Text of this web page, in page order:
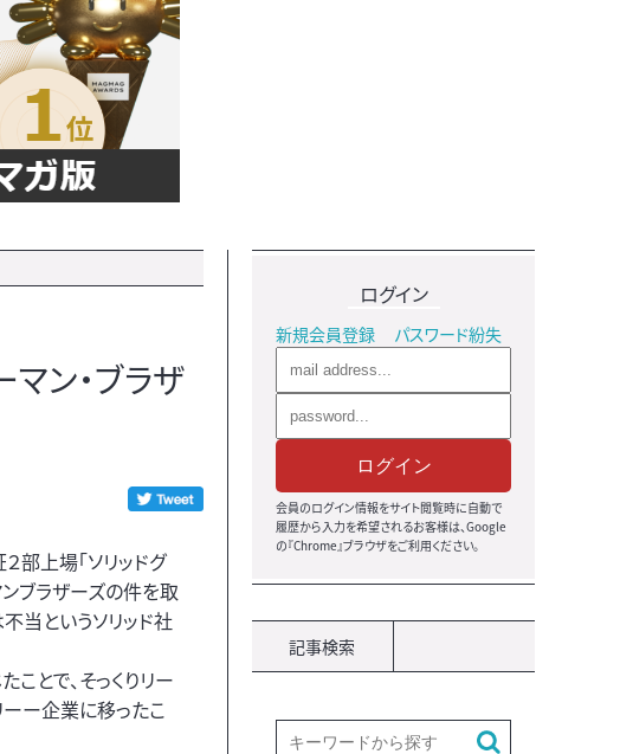
ン・ブラザ
部上場「ソリッドグ
ブラザーズの件を取
当というソリッド社
ことで、そっくりリー
ーー企業に移ったこ
ログイン
新規会員登録 パスワード紛失
ログイン
会員のログイン情報をサイト閲覧時に自動で
履歴から入力を希望されるお客様は、Google
の『Chrome』ブラウザをご利用ください。
記事検索